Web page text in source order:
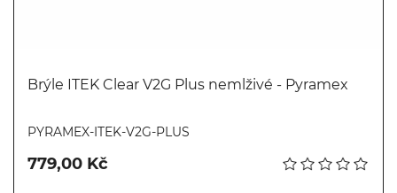
Brýle ITEK Clear V2G Plus nemlživé - Pyramex
PYRAMEX-ITEK-V2G-PLUS
779,00 Kč